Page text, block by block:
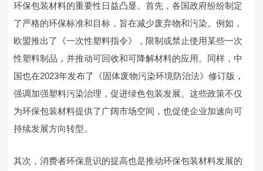
环保包装材料的重要性日益凸显。首先，各国政府纷纷制定
了严格的环保标准和目标，旨在减少废弃物和污染。例如，
欧盟推出了《一次性塑料指令》，限制或禁止使用某些一次
性塑料制品，并推动可回收和可降解材料的应用。同样，中
国也在2023年发布了《固体废物污染环境防治法》修订版，
强调加强塑料污染治理，促进绿色包装发展。这些政策不仅
为环保包装材料提供了广阔市场空间，也促使企业加速向可
持续发展方向转型。
其次，消费者环保意识的提高也是推动环保包装材料发展的